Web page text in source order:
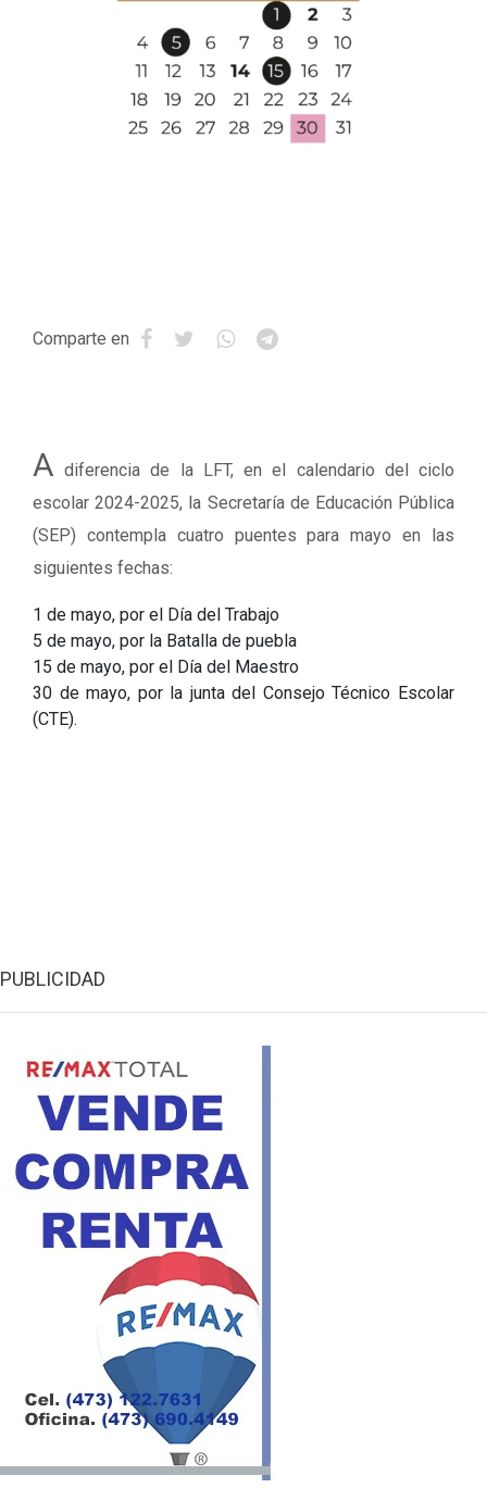
Comparte en
A diferencia de la LFT, en el calendario del ciclo
escolar 2024-2025, la Secretaría de Educación Pública
(SEP) contempla cuatro puentes para mayo en las
siguientes fechas:
1 de mayo, por el Día del Trabajo
5 de mayo, por la Batalla de puebla
15 de mayo, por el Día del Maestro
30 de mayo, por la junta del Consejo Técnico Escolar
(CTE).
PUBLICIDAD